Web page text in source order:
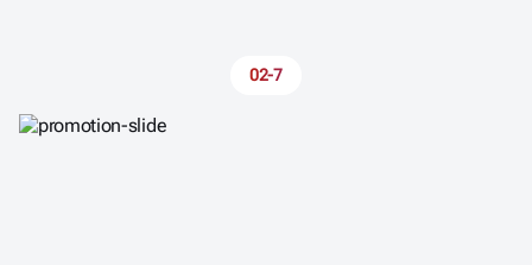
02-7